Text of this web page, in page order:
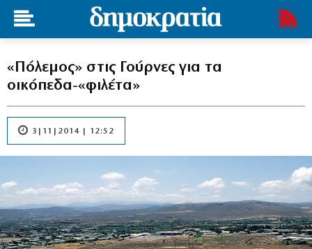
«Πόλεμος» στις Γούρνες για τα
οικόπεδα-«φιλέτα»
3|11|2014 | 12:52